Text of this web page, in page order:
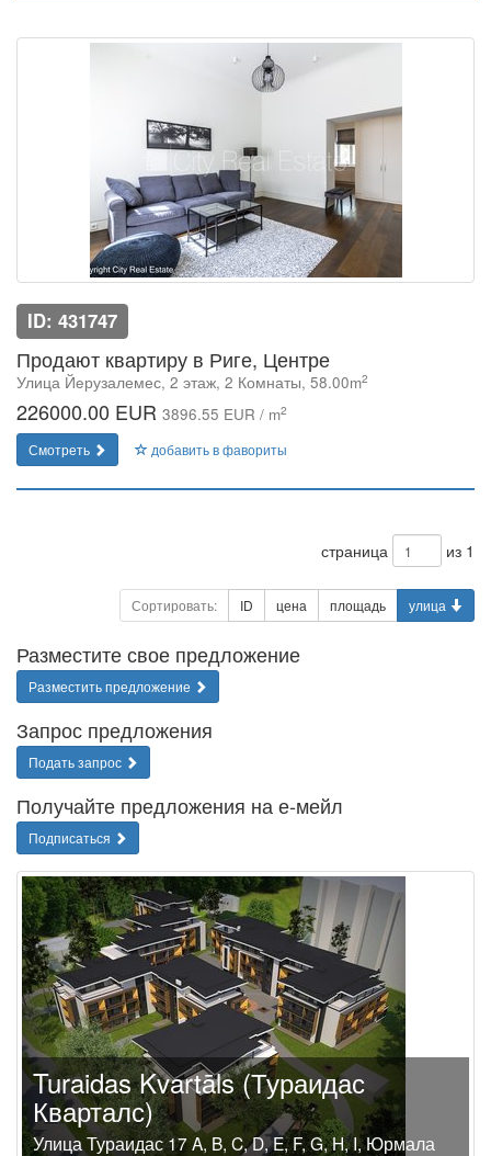
ID: 431747
Продают квартиру в Риге, Центре
Улица Йeрузалемес, 2 этаж, 2 Комнаты, 58.00m2
226000.00 EUR 3896.55 EUR / m2
Смотреть добавить в фавориты
страница из 1
Сортировать: ID цена площадь улица
Разместите свое предложение
Разместить предложение
Запрос предложения
Подать запрос
Получайте предложения на е-мейл
Подписаться
Turaidas Kvartāls (Тураидас
Кварталс)
Улица Тураидас 17 A, B, C, D, E, F, G, H, I, Юрмала